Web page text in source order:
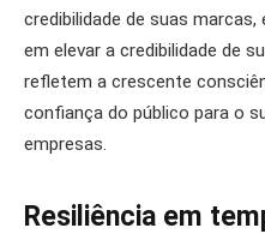
credibilidade de suas
em elevar a credibilidade de
refletem a crescente
confiança do público para o
empresas.
Resiliência em